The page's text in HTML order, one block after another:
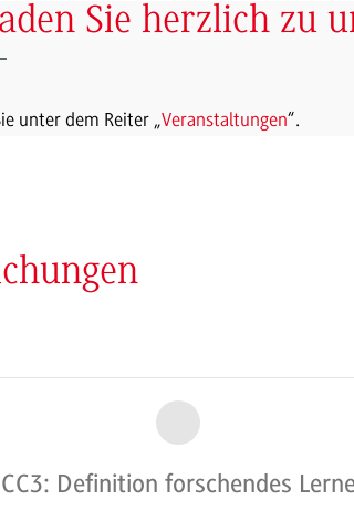
Sie herzlich zu
unter dem Reiter „Veranstaltungen“.
Definition forschendes